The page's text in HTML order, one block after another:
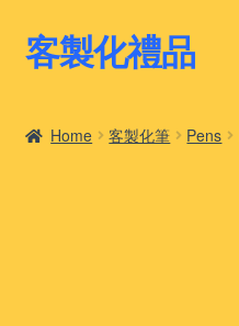
Skip
to
Skip
to
客製化禮品
Home 客製化筆 Pens